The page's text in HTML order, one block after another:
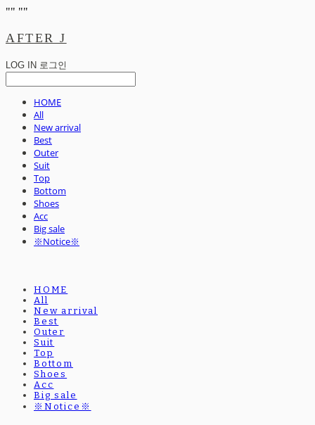
"" ""
AFTER J
LOG IN 로그인
HOME
All
New arrival
Best
Outer
Suit
Top
Bottom
Shoes
Acc
Big sale
※Notice※
HOME
All
New arrival
Best
Outer
Suit
Top
Bottom
Shoes
Acc
Big sale
※Notice※